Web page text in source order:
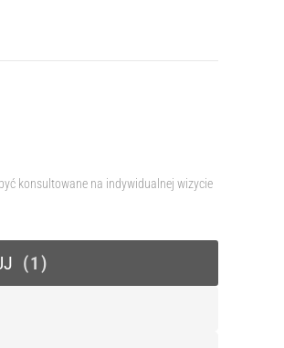
konsultowane na indywidualnej wizycie
1